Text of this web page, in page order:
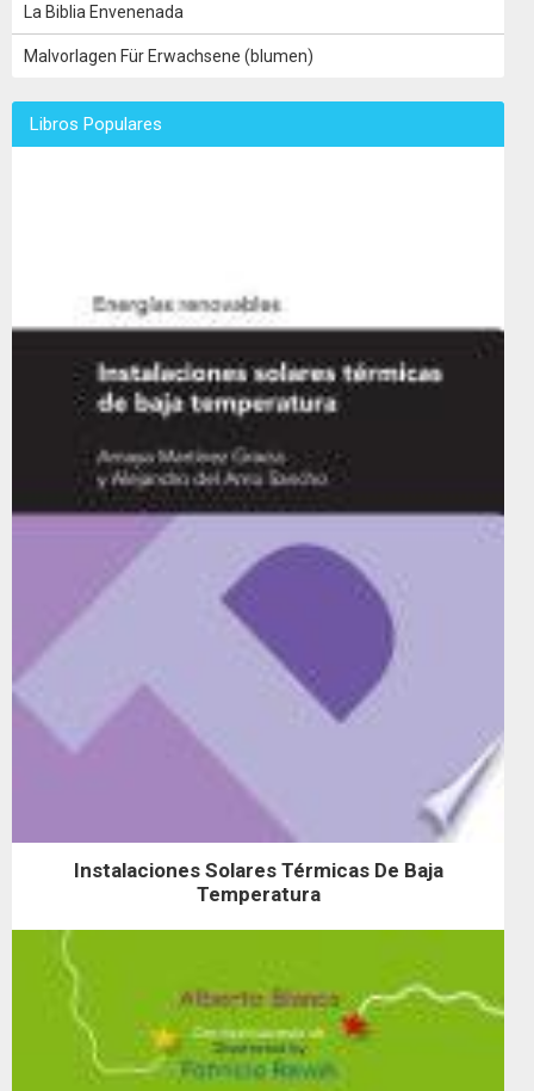
La Biblia Envenenada
Malvorlagen Für Erwachsene (blumen)
Libros Populares
Instalaciones Solares Térmicas De Baja
Temperatura